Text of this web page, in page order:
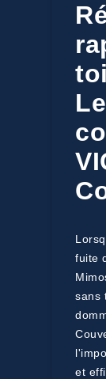
fuite
sans
et